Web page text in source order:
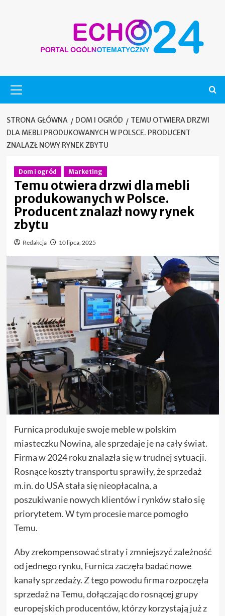
główne
STRONA GŁÓWNA DOM I OGRÓD
TEMU OTWIERA DRZWI
DLA MEBLI PRODUKOWANYCH W POLSCE. PRODUCENT
ZNALAZŁ NOWY RYNEK ZBYTU
Dom i ogród Marketing
Temu otwiera drzwi dla mebli
produkowanych w Polsce.
Producent znalazł nowy rynek
zbytu
Redakcja 10 lipca, 2025
Furnica produkuje swoje meble w polskim
miasteczku Nowina, ale sprzedaje je na cały świat.
Firma w 2024 roku znalazła się w trudnej sytuacji.
Rosnące koszty transportu sprawiły, że sprzedaż
m.in. do USA stała się nieopłacalna, a
poszukiwanie nowych klientów i rynków stało się
priorytetem. W tym procesie marce pomogło
Temu.
Aby zrekompensować straty i zmniejszyć zależność
od jednego rynku, Furnica zaczęła badać nowe
kanały sprzedaży. Z tego powodu firma rozpoczęła
sprzedaż na Temu, dołączając do rosnącej grupy
europejskich producentów, którzy korzystają już z